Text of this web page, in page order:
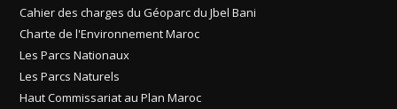
Cahier des charges du Géoparc du Jbel Bani
Charte de l'Environnement Maroc
Les Parcs Nationaux
Les Parcs Naturels
Haut Commissariat au Plan Maroc